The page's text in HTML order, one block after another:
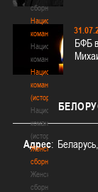
сборные
Национальная
команда
Национальная
команда
Национальная
команда
(история)
Национальная
команда
(история)
Женские
сборные
Женские
сборные
БФБ
Адрес: